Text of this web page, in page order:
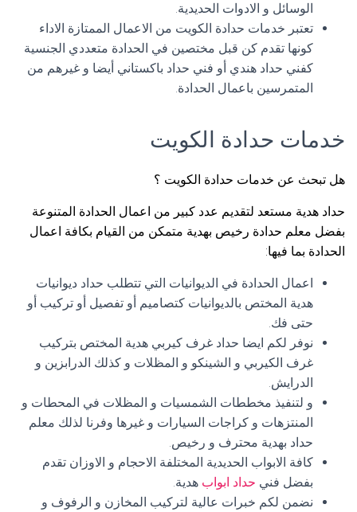
الوسائل و الادوات الحديدية.
تعتبر خدمات حدادة الكويت من الاعمال الممتازة الاداء
كونها تقدم كن قبل مختصين في الحدادة متعددي الجنسية
كفني حداد هندي أو فني حداد باكستاني أيضا و غيرهم من
المتمرسين باعمال الحدادة.
خدمات حدادة الكويت
هل تبحث عن خدمات حدادة الكويت ؟
حداد هدية مستعد لتقديم عدد كبير من اعمال الحدادة المتنوعة
بفضل معلم حدادة رخيص بهدية متمكن من القيام بكافة اعمال
الحدادة بما فيها:
اعمال الحدادة في الديوانيات التي تتطلب حداد ديوانيات
هدية المختص بالديوانيات كتصاميم أو تفصيل أو تركيب أو
حتى فك.
نوفر لكم ايضا حداد غرف كيربي هدية المختص بتركيب
غرف الكيربي و الشينكو و المظلات و كذلك الدرابزين و
الدرايش.
و لتنفيذ مخططات الشمسيات و المظلات في المحطات و
المنتزهات و كراجات السيارات و غيرها وفرنا لذلك معلم
حداد بهدية محترف و رخيص.
كافة الابواب الحديدية المختلفة الاحجام و الاوزان تقدم
بفضل فني حداد ابواب هدية.
نضمن لكم خبرات عالية لتركيب المخازن و الرفوف و